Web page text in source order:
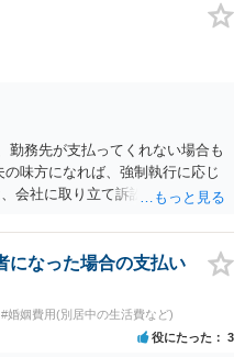
手を信頼できなくなる可能性が
結婚しなくてよかったと割り切
います。
勤務先が支払ってくれない場合も
味方になれば、強制執行に応じ
会社に取り立て訴訟を行うこと
売などを検討します。 ＞何もで
戻ってくるのでしょうか？ 取れ
の還付請求を行えば還付されま
るのでしょうか？ できます。た
等を起こしてもらえば、他の弁
、ご参考まで。
になった場合の支払い
#婚姻費用(別居中の生活費など)
役にたった 3